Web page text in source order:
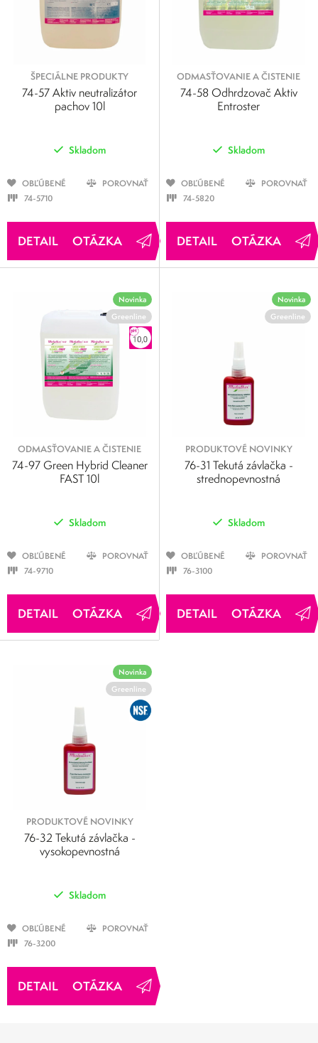
ŠPECIÁLNE PRODUKTY
74-57 Aktiv neutralizátor
pachov 10l
Skladom
OBĽÚBENÉ
POROVNAŤ
74-5710
OTÁZKA
ODMASŤOVANIE A ČISTENIE
74-58 Odhrdzovač Aktiv
Entroster
Skladom
OBĽÚBENÉ
POROVNAŤ
74-5820
OTÁZKA
Novinka
Greenline
ODMASŤOVANIE A ČISTENIE
74-97 Green Hybrid Cleaner
FAST 10l
Skladom
OBĽÚBENÉ
POROVNAŤ
74-9710
OTÁZKA
Novinka
Greenline
PRODUKTOVÉ NOVINKY
76-31 Tekutá závlačka -
strednopevnostná
Skladom
OBĽÚBENÉ
POROVNAŤ
76-3100
OTÁZKA
Novinka
Greenline
PRODUKTOVÉ NOVINKY
76-32 Tekutá závlačka -
vysokopevnostná
Skladom
OBĽÚBENÉ
POROVNAŤ
76-3200
OTÁZKA